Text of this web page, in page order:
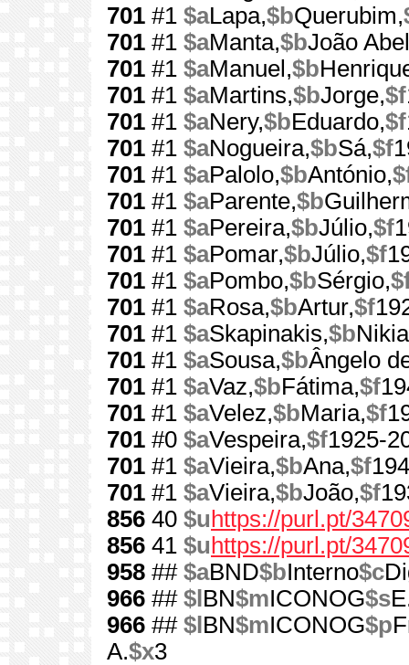
701 #1 $aLapa,$bQuerubim,
701 #1 $aManta,$bJoão
701 #1 $aManuel,$b
701 #1 $aMartins,$bJorge,$f
701 #1 $aNery,$bEduardo,$f
701 #1 $aNogueira,$bSá,$f
701 #1 $aPalolo,$bAntónio,
701 #1 $aParente,$b
701 #1 $aPereira,$bJúlio,$f
701 #1 $aPomar,$bJúlio,$f
701 #1 $aPombo,$bSérgio,
701 #1 $aRosa,$bArtur,$f
701 #1 $aSkapinakis,$b
701 #1 $aSousa,$bÂngelo
701 #1 $aVaz,$bFátima,$f
701 #1 $aVelez,$bMaria,$f
701 #0 $aVespeira,$f1925-
701 #1 $aVieira,$bAna,$f
701 #1 $aVieira,$bJoão,$f
856 40 $u https://purl.pt/
856 41 $u https://purl.pt/
958 ## $aBND$bInterno$c
966 ## $l BN$mICONOG$s
966 ## $l BN$mICONOG$p
A.$x3